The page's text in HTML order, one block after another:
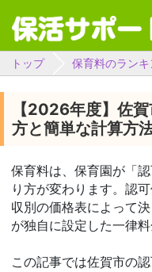
トップ 保育料のラン
【2026年度】佐
方と簡単な計算方
保育料は、保育園が「
り方が変わります。認
収別の価格表によって
が独自に設定した一律料
この記事では佐賀市の